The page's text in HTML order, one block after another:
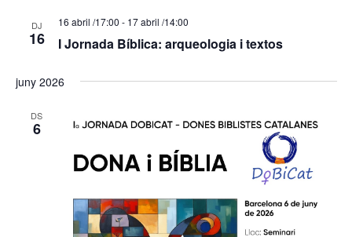
DJ
16 I Jornada Bíblica: arqueologia i textos
16 abril /17:00 - 17 abril /14:00
juny 2026
DS
6